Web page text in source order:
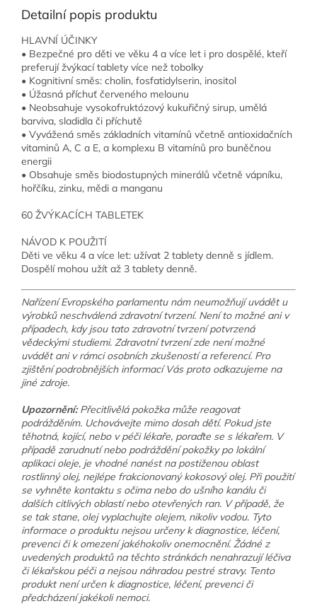
Detailní popis produktu
HLAVNÍ ÚČINKY
• Bezpečné pro děti ve věku 4 a více let i pro dospělé, kteří
preferují žvýkací tablety více než tobolky
• Kognitivní směs: cholin, fosfatidylserin, inositol
• Úžasná příchuť červeného melounu
• Neobsahuje vysokofruktózový kukuřičný sirup, umělá
barviva, sladidla či příchutě
• Vyvážená směs základních vitamínů včetně antioxidačních
vitaminů A, C a E, a komplexu B vitamínů pro buněčnou
energii
• Obsahuje směs biodostupných minerálů včetně vápníku,
hořčíku, zinku, mědi a manganu
60 ŽVÝKACÍCH TABLETEK
NÁVOD K POUŽITÍ
Děti ve věku 4 a více let: užívat 2 tablety denně s jídlem.
Dospělí mohou užít až 3 tablety denně.
Nařízení Evropského parlamentu nám neumožňují uvádět u
výrobků neschválená zdravotní tvrzení. Není to možné ani v
případech, kdy jsou tato zdravotní tvrzení potvrzená
vědeckými studiemi. Zdravotní tvrzení zde není možné
uvádět ani v rámci osobních zkušeností a referencí. Pro
zjištění podrobnějších informací Vás proto odkazujeme na
jiné zdroje.
Upozornění:Přecitlivělá pokožka může reagovat
podrážděním. Uchovávejte mimo dosah dětí. Pokud jste
těhotná, kojící, nebo v péči lékaře, poraďte se s lékařem. V
případě zarudnutí nebo podráždění pokožky po lokální
aplikaci oleje, je vhodné nanést na postiženou oblast
rostlinný olej, nejlépe frakcionovaný kokosový olej. Při použití
se vyhněte kontaktu s očima nebo do ušního kanálu či
dalších citlivých oblastí nebo otevřených ran. V případě, že
se tak stane, olej vyplachujte olejem, nikoliv vodou. Tyto
informace o produktu nejsou určeny k diagnostice, léčení,
prevenci či k omezení jakéhokoliv onemocnění. Žádné z
uvedených produktů na těchto stránkách nenahrazují léčiva
či lékařskou péči a nejsou náhradou pestré stravy. Tento
produkt není určen k diagnostice, léčení, prevenci či
předcházení jakékoli nemoci.